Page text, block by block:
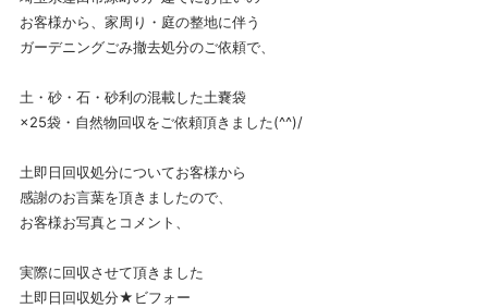
お客様から、家周り・庭の整地に伴う
ガーデニングごみ撤去処分のご依頼で、
土・砂・石・砂利の混載した土嚢袋
×25袋・自然物回収をご依頼頂きました(^^)/
土即日回収処分についてお客様から
感謝のお言葉を頂きましたので、
お客様お写真とコメント、
実際に回収させて頂きました
土即日回収処分★ビフォー